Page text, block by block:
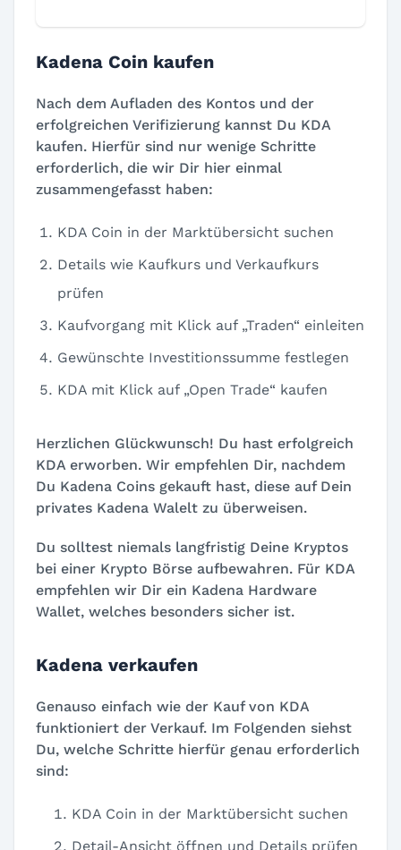
Kadena Coin kaufen
Nach dem Aufladen des Kontos und der
erfolgreichen Verifizierung kannst Du KDA
kaufen. Hierfür sind nur wenige Schritte
erforderlich, die wir Dir hier einmal
zusammengefasst haben:
KDA Coin in der Marktübersicht suchen
Details wie Kaufkurs und Verkaufkurs
prüfen
Kaufvorgang mit Klick auf „Traden“ einleiten
Gewünschte Investitionssumme festlegen
KDA mit Klick auf „Open Trade“ kaufen
Herzlichen Glückwunsch! Du hast erfolgreich
KDA erworben. Wir empfehlen Dir, nachdem
Du Kadena Coins gekauft hast, diese auf Dein
privates Kadena Walelt zu überweisen.
Du solltest niemals langfristig Deine Kryptos
bei einer Krypto Börse aufbewahren. Für KDA
empfehlen wir Dir ein Kadena Hardware
Wallet, welches besonders sicher ist.
Kadena verkaufen
Genauso einfach wie der Kauf von KDA
funktioniert der Verkauf. Im Folgenden siehst
Du, welche Schritte hierfür genau erforderlich
sind:
KDA Coin in der Marktübersicht suchen
Detail-Ansicht öffnen und Details prüfen